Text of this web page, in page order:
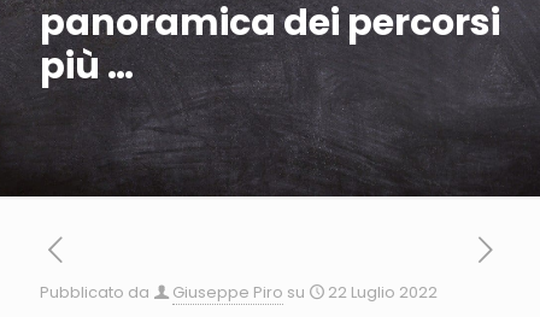
panoramica dei percorsi
più …
Pubblicato da Giuseppe Piro su 22 Luglio 2022